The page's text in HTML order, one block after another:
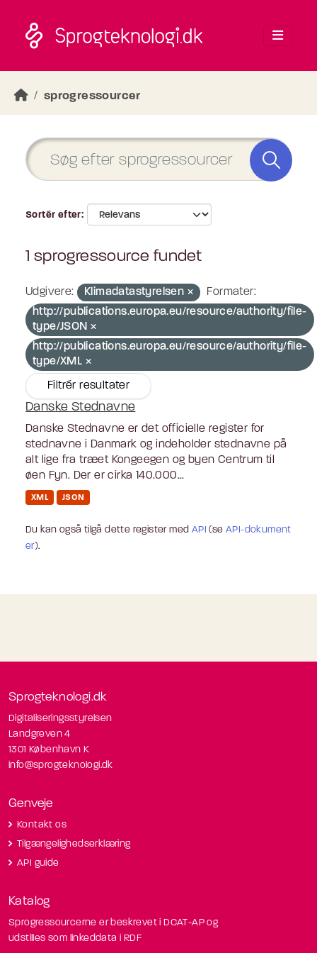
sprogressourcer
Sortér efter
1 sprogressource fundet
Udgivere: Klimadatastyrelsen
Formater:
http://publications.europa.eu/resource/authority/file-
type/JSON
http://publications.europa.eu/resource/authority/file-
type/XML
Filtrér resultater
Danske Stednavne
Danske Stednavne er det officielle register for
stednavne i Danmark og indeholder stednavne på
alt lige fra træet Kongeegen og byen Centrum til
øen Fyn. Der er cirka 140.000...
XML JSON
Du kan også tilgå dette register med API (seAPI-dokument
er).
Sprogteknologi.dk
Digitaliseringsstyrelsen
Landgreven 4
1301 København K
info@sprogteknologi.dk
Genveje
Kontakt os
Tilgængelighedserklæring
API guide
Katalog
Sprogressourcerne er beskrevet i DCAT-AP og
udstilles som linkeddata i RDF